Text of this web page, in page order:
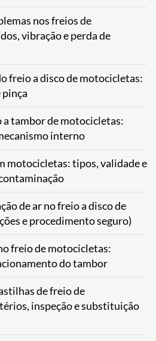
nos freios de
vibração e perda de
freio a disco de motocicletas:
pinça
a tambor de motocicletas:
interno
motocicletas: tipos, validade e
de ar no freio a disco de
e procedimento seguro)
freio de motocicletas:
do tambor
de freio de
inspeção e substituição